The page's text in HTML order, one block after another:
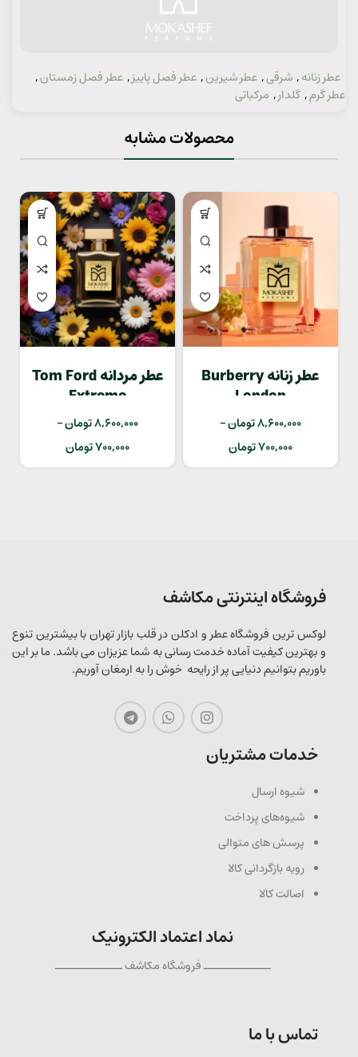
عطر زنانه, شرقی, عطر شیرین, عطر فصل پاییز, عطر فصل زمستان,
عطر گرم, گلدار, مرکباتی
محصولات مشابه
عطر زنانه Burberry
London
8,600,000تومان–
700,000تومان
عطر مردانه Tom Ford
Extreme
8,600,000تومان–
700,000تومان
فروشگاه اینترنتی مکاشف
لوکس ترین فروشگاه عطر و ادکلن در قلب بازار تهران با بیشترین تنوع
و بهترین کیفیت آماده خدمت رسانی به شما عزیزان می باشد. ما بر این
باوریم بتوانیم دنیایی پر از رایحه خوش را به ارمغان آوریم.
خدمات مشتریان
شیوه ارسال
شیوه‌های پرداخت
پرسش های متوالی
رویه بازگردانی کالا
اصالت کالا
نماد اعتماد الکترونیک
ــــــــــــــ فروشگاه مکاشف ــــــــــــــ
تماس با ما